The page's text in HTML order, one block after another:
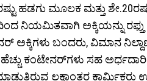
ಹಡಗು ಮೂಲಕ ಮತ್ತು
ನಿಯಮಿತವಾಗಿ ಅಕ್ಕಿಯನ್ನು ರಫ್ತು
ಅಕ್ಕಿಗಳು ಬಂದರು, ವಿಮಾನ
ಹೆಚ್ಚು ಕಂಟೇನರ್‌ಗಳು ಸಹ
ಲಕ್ಷಾಂತರ